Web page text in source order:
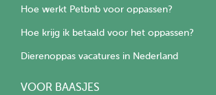
Hoe werkt Petbnb voor oppassen?
Hoe krijg ik betaald voor het oppassen?
Dierenoppas vacatures in Nederland
VOOR BAASJES